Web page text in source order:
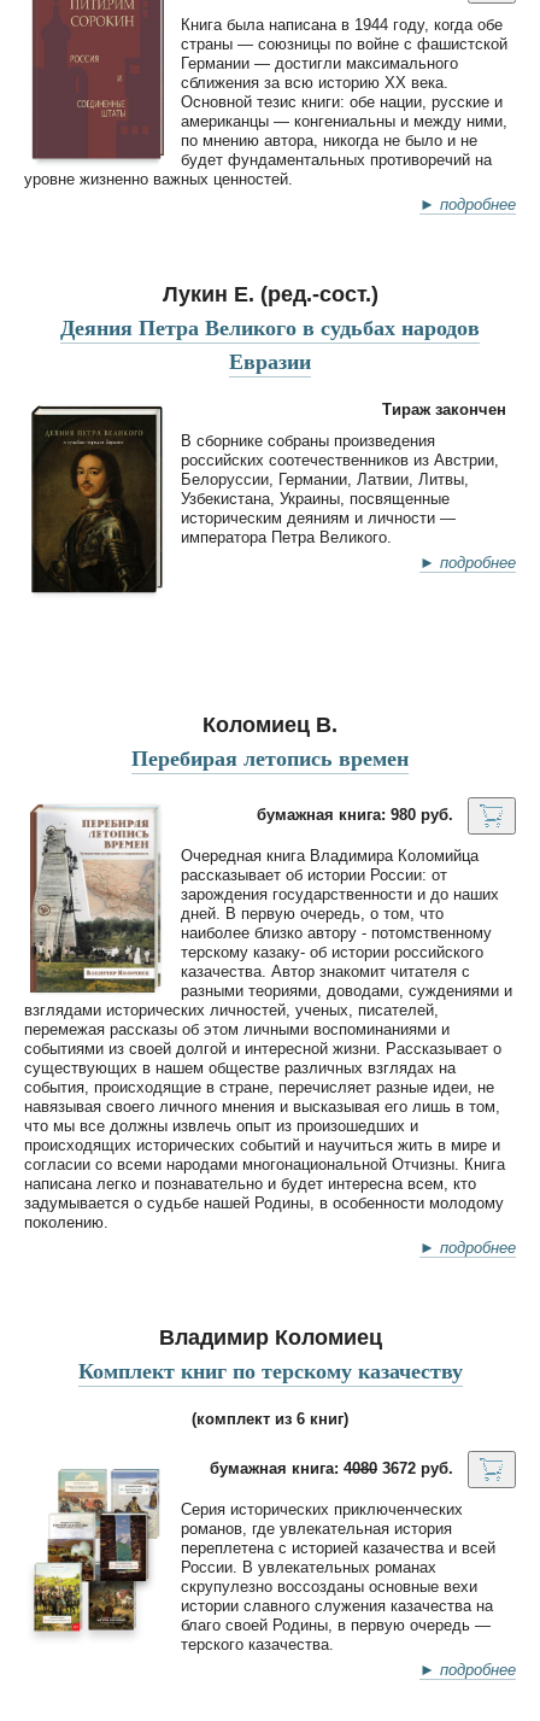
Книга была написана в 1944 году, когда обе
страны — союзницы по войне с фашистской
Германии — достигли максимального
сближения за всю историю ХХ века.
Основной тезис книги: обе нации, русские и
американцы — конгениальны и между ними,
по мнению автора, никогда не было и не
будет фундаментальных противоречий на
уровне жизненно важных ценностей.
► подробнее
Лукин Е. (ред.-сост.)
Деяния Петра Великого в судьбах народов
Евразии
Тираж закончен
В сборнике собраны произведения
российских соотечественников из Австрии,
Белоруссии, Германии, Латвии, Литвы,
Узбекистана, Украины, посвященные
историческим деяниям и личности —
императора Петра Великого.
► подробнее
Коломиец В.
Перебирая летопись времен
бумажная книга: 980 руб.
Очередная книга Владимира Коломийца
рассказывает об истории России: от
зарождения государственности и до наших
дней. В первую очередь, о том, что
наиболее близко автору - потомственному
терскому казаку- об истории российского
казачества. Автор знакомит читателя с
разными теориями, доводами, суждениями и
взглядами исторических личностей, ученых, писателей,
перемежая рассказы об этом личными воспоминаниями и
событиями из своей долгой и интересной жизни. Рассказывает о
существующих в нашем обществе различных взглядах на
события, происходящие в стране, перечисляет разные идеи, не
навязывая своего личного мнения и высказывая его лишь в том,
что мы все должны извлечь опыт из произошедших и
происходящих исторических событий и научиться жить в мире и
согласии со всеми народами многонациональной Отчизны. Книга
написана легко и познавательно и будет интересна всем, кто
задумывается о судьбе нашей Родины, в особенности молодому
поколению.
► подробнее
Владимир Коломиец
Комплект книг по терскому казачеству
(комплект из 6 книг)
бумажная книга: 4080 3672 руб.
Серия исторических приключенческих
романов, где увлекательная история
переплетена с историей казачества и всей
России. В увлекательных романах
скрупулезно воссозданы основные вехи
истории славного служения казачества на
благо своей Родины, в первую очередь —
терского казачества.
► подробнее